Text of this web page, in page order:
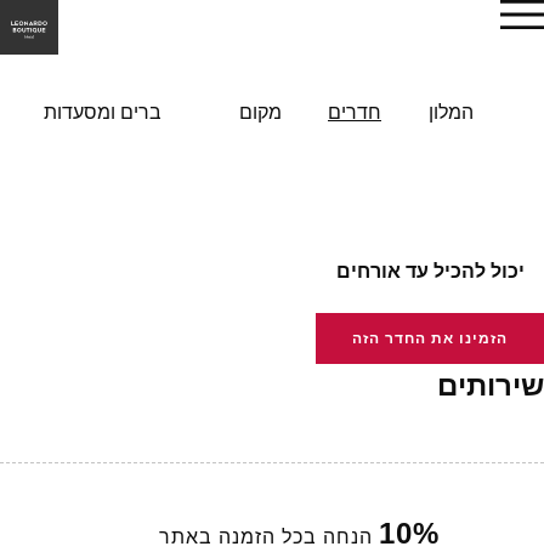
המלון חדרים מקום ברים ומסעדות
יכול להכיל עד אורחים
הזמינו את החדר הזה
שירותים
10% הנחה בכל הזמנה באתר